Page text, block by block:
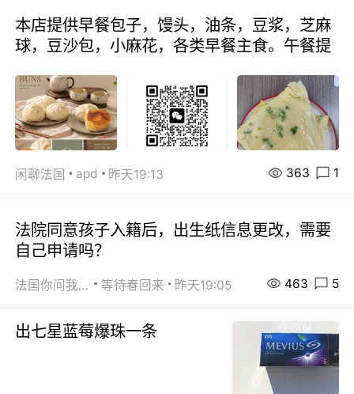
本店提供早餐包子，馒头，油条，豆浆，芝麻
球，豆沙包，小麻花，各类早餐主食。午餐提
闲聊法国 apd 昨天19:13 363 1
法院同意孩子入籍后，出生纸信息更改，需要
自己申请吗？
法国你问我答 等待春回来 昨天19:05 463 5
出七星蓝莓爆珠一条